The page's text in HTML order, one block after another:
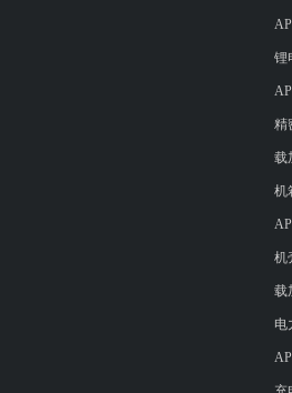
锂
精
载
机
机
载
电